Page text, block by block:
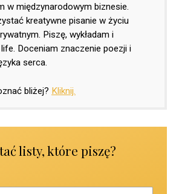
w międzynarodowym biznesie.
kreatywne pisanie w życiu
Piszę, wykładam i
Doceniam znaczenie poezji i
serca.
bliżej? Kliknij.
listy, które piszę?